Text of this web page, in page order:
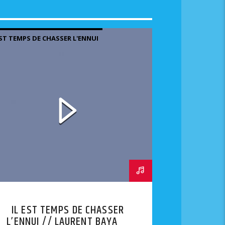
TEMPS DE CHASSER L'ENNUI
IL EST TEMPS DE CHASSER